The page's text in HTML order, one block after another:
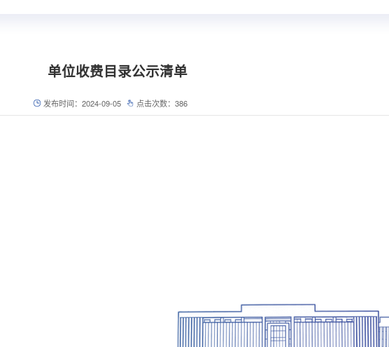
单位收费目录公示清单
发布时间：2024-09-05 点击次数：386